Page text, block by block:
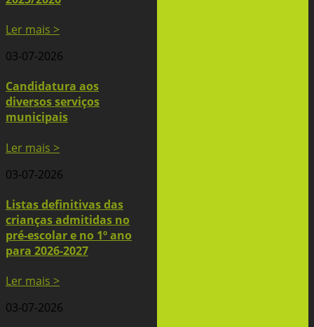
Ler mais >
03-07-2026
Candidatura aos
diversos serviços
municipais
Ler mais >
03-07-2026
Listas definitivas das
crianças admitidas no
pré-escolar e no 1º ano
para 2026-2027
Ler mais >
03-07-2026